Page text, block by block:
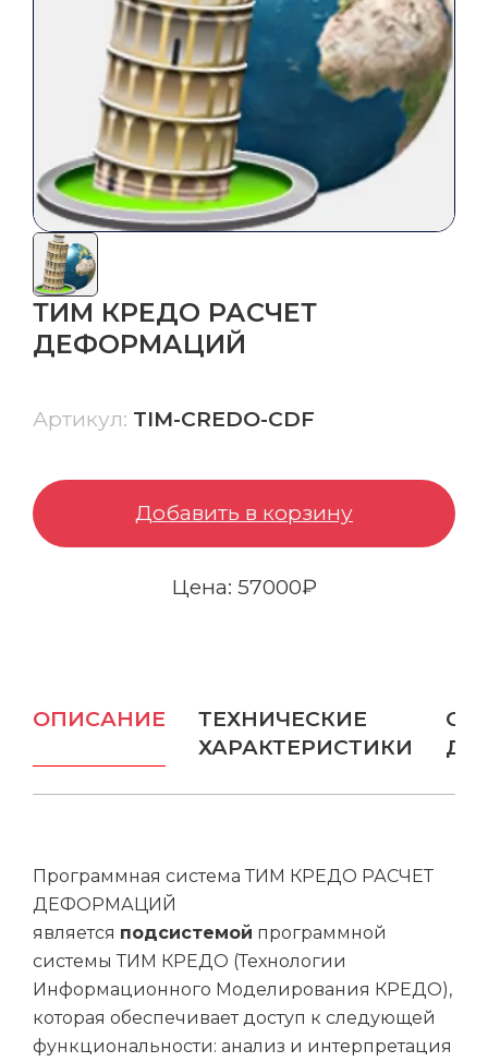
грейдером
Система автоматического управления
бульдозером
СКАНИРОВАНИЕ,
ГИДРОГРАФИЯ, БПЛА
Сканеры
БПЛА
Эхолоты
Ещё
Бампер защитный
Отражатели и цели
Ещё
ОПТИЧЕСКИЕ РЕШЕНИЯ
Аэрофотокамеры
Тахеометры
Весь каталог
ТИМ КРЕДО РАСЧЕТ
ДЕФОРМАЦИЙ
Артикул: TIM-CREDO-CDF
Добавить в корзину
Цена: 57000₽
ОПИСАНИЕ
ТЕХНИЧЕСКИЕ
ХАРАКТЕРИСТИКИ
Программная система ТИМ КРЕДО РАСЧЕТ
ДЕФОРМАЦИЙ
является подсистемой программной
системы ТИМ КРЕДО (Технологии
Информационного Моделирования КРЕДО),
которая обеспечивает доступ к следующей
функциональности: анализ и интерпретация